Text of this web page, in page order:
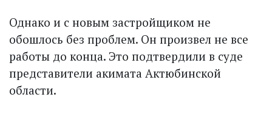
Однако и с новым застройщиком не
обошлось без проблем. Он произвел не все
работы до конца. Это подтвердили в суде
представители акимата Актюбинской
области.